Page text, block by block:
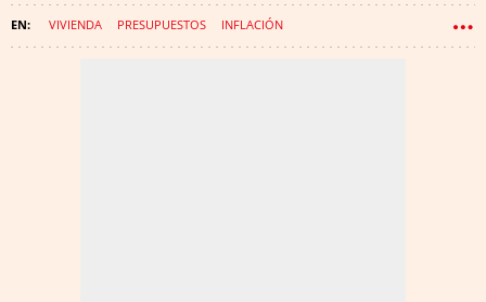
VIVIENDA PRESUPUESTOS INFLACIÓN